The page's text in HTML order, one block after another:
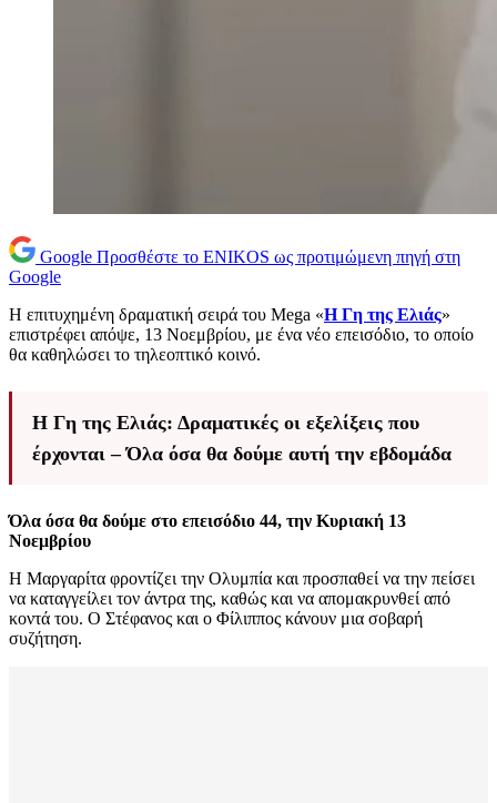
Google Προσθέστε το ENIKOS ως προτιμώμενη πηγή στη
Google
Η επιτυχημένη δραματική σειρά του Mega «Η Γη της Ελιάς»
επιστρέφει απόψε, 13 Νοεμβρίου, με ένα νέο επεισόδιο, το οποίο
θα καθηλώσει το τηλεοπτικό κοινό.
Η Γη της Ελιάς: Δραματικές οι εξελίξεις που
έρχονται – Όλα όσα θα δούμε αυτή την εβδομάδα
Όλα όσα θα δούμε στο επεισόδιο 44, την Κυριακή 13
Νοεμβρίου
Η Μαργαρίτα φροντίζει την Ολυμπία και προσπαθεί να την πείσει
να καταγγείλει τον άντρα της, καθώς και να απομακρυνθεί από
κοντά του. Ο Στέφανος και ο Φίλιππος κάνουν μια σοβαρή
συζήτηση.